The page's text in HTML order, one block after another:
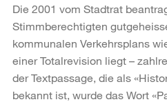
Die 2001 vom Stadtrat
Stimmberechtigten
kommunalen Verkehrsplans
einer Totalrevision liegt –
der Textpassage, die als
bekannt ist, wurde das Wort